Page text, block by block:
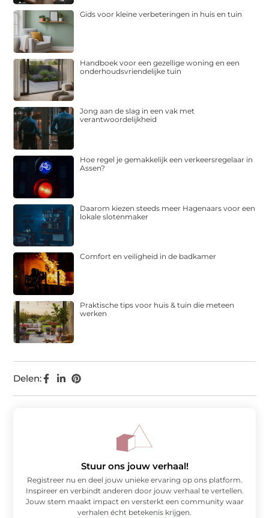
Delen:
Gids voor kleine verbeteringen in huis en tuin
Handboek voor een gezellige woning en een
onderhoudsvriendelijke tuin
Jong aan de slag in een vak met
verantwoordelijkheid
Hoe regel je gemakkelijk een verkeersregelaar in
Assen?
Daarom kiezen steeds meer Hagenaars voor een
lokale slotenmaker
Comfort en veiligheid in de badkamer
Praktische tips voor huis & tuin die meteen
werken
Stuur ons jouw verhaal!
Registreer nu en deel jouw unieke ervaring op ons platform.
Inspireer en verbindt anderen door jouw verhaal te vertellen.
Jouw stem maakt impact en versterkt een community waar
verhalen écht betekenis krijgen.